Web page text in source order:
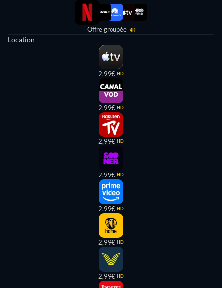
Offre groupée 4K
Location
2,99€ HD
2,99€ HD
2,99€ HD
2,99€ HD
2,99€ HD
2,99€ HD
2,99€ HD